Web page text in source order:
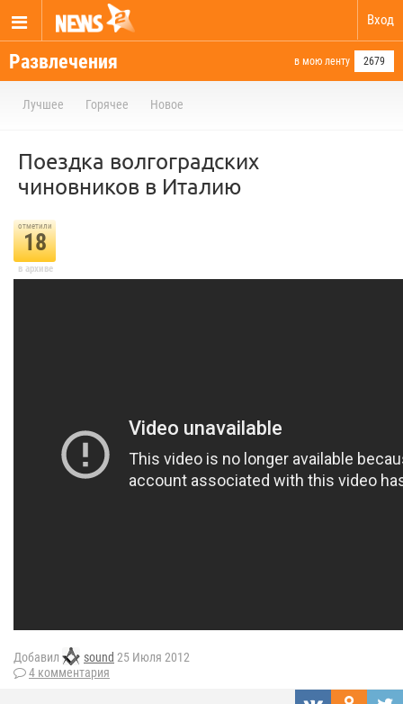
Вход
Развлечения в мою ленту 2679
Лучшее Горячее Новое
Поездка волгоградских
чиновников в Италию
отметили
18
в архиве
Добавил sound 25 Июля 2012
4 комментария